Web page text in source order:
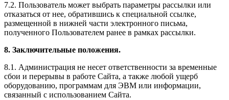
7.2. Пользователь может выбрать параметры рассылки или
отказаться от нее, обратившись к специальной ссылке,
размещенной в нижней части электронного письма,
полученного Пользователем ранее в рамках рассылки.
8. Заключительные положения.
8.1. Администрация не несет ответственности за временные
сбои и перерывы в работе Сайта, а также любой ущерб
оборудованию, программам для ЭВМ или информации,
связанный с использованием Сайта.